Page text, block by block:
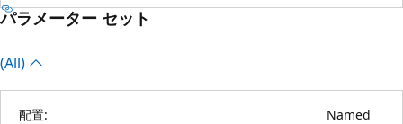
パラメーター セット
(All)
配置: Named